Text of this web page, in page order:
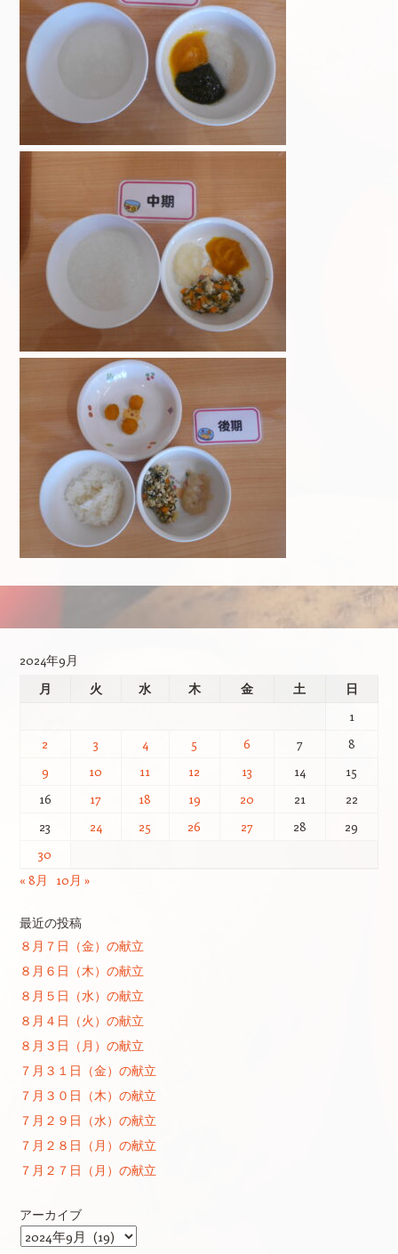
2024年9月
月
火 水 木 金 土
日
1
2
3 4 5 6 7
8
9
10 11 12 13 14
15
16
17 18 19 20 21
22
23
24 25 26 27 28
29
30
« 8月
10月 »
最近の投稿
８月７日（金）の献立
８月６日（木）の献立
８月５日（水）の献立
８月４日（火）の献立
８月３日（月）の献立
７月３１日（金）の献立
７月３０日（木）の献立
７月２９日（水）の献立
７月２８日（月）の献立
７月２７日（月）の献立
アーカイブ
ア